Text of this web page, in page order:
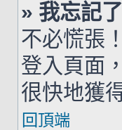
» 我忘記
不必慌張
登入頁面
很快地獲
回頂端